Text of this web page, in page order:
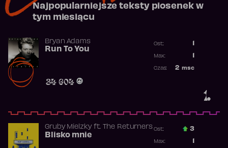
Najpopularniejsze teksty piosenek w
tym miesiącu
1.
Bryan Adams
Run To You
34 604
Ost.:
Max:
2 msc
Czas:
Gruby Mielzkyft. The Returners
Blisko mnie
Ost.: 3
Max: